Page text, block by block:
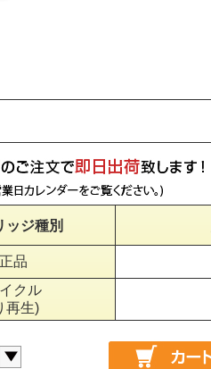
ッジ種別
品
クル
再生)